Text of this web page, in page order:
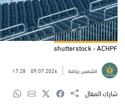
shutterstock - ACHPF
الشمس رياضة 09.07.2026
17:28
شارك المقال